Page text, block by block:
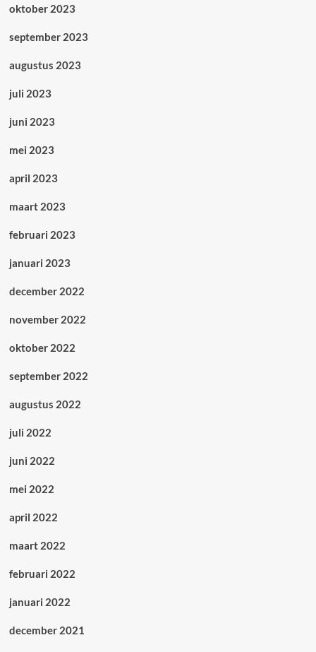
oktober 2023
september 2023
augustus 2023
juli 2023
juni 2023
mei 2023
april 2023
maart 2023
februari 2023
januari 2023
december 2022
november 2022
oktober 2022
september 2022
augustus 2022
juli 2022
juni 2022
mei 2022
april 2022
maart 2022
februari 2022
januari 2022
december 2021